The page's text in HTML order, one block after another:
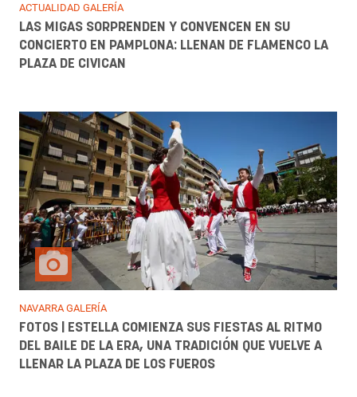
ACTUALIDAD GALERÍA
LAS MIGAS SORPRENDEN Y CONVENCEN EN SU
CONCIERTO EN PAMPLONA: LLENAN DE FLAMENCO LA
PLAZA DE CIVICAN
NAVARRA GALERÍA
FOTOS | ESTELLA COMIENZA SUS FIESTAS AL RITMO
DEL BAILE DE LA ERA, UNA TRADICIÓN QUE VUELVE A
LLENAR LA PLAZA DE LOS FUEROS